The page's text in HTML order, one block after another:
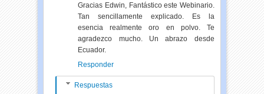
Gracias Edwin, Fantástico este Webinario.
Tan sencillamente explicado. Es la
esencia realmente oro en polvo. Te
agradezco mucho. Un abrazo desde
Ecuador.
Responder
Respuestas